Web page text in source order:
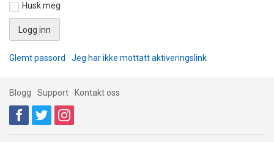
Husk meg
Glemt passord Jeg har ikke mottatt aktiveringslink
Blogg Support Kontakt oss